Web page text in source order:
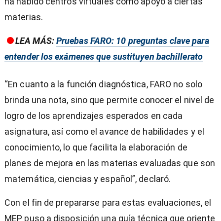
materias.
LEA MÁS:Pruebas FARO: 10 preguntas clave para
entender los exámenes que sustituyen bachillerato
“En cuanto a la función diagnóstica, FARO no solo
brinda una nota, sino que permite conocer el nivel de
logro de los aprendizajes esperados en cada
asignatura, así como el avance de habilidades y el
conocimiento, lo que facilita la elaboración de
planes de mejora en las materias evaluadas que son
matemática, ciencias y español”, declaró.
Con el fin de prepararse para estas evaluaciones, el
MEP puso a disposición una guía técnica que oriente